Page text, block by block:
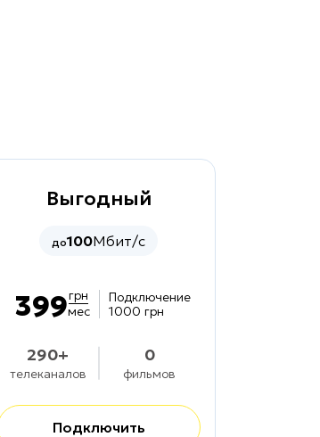
Выгодный
до100Мбит/с
399грн
мес
Подключение
1000 грн
290+
телеканалов
0
фильмов
Подключить